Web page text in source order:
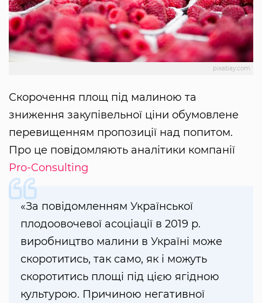
pixabay.com
Скорочення площ під малиною та
зниження закупівельної ціни обумовлене
перевищенням пропозиції над попитом.
Про це повідомляють аналітики компанії
Pro-Consulting
«За повідомленням Української
плодоовочевої асоціації в 2019 р.
виробництво малини в Україні може
скоротитись, так само, як і можуть
скоротитись площі під цією ягідною
культурою. Причиною негативної